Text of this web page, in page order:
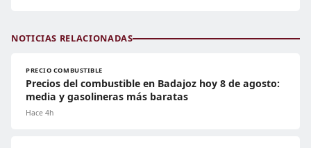
NOTICIAS RELACIONADAS
PRECIO COMBUSTIBLE
Precios del combustible en Badajoz hoy 8 de agosto:
media y gasolineras más baratas
Hace 4h